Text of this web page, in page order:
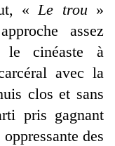
«Le trou»
assez
le cinéaste à
avec la
clos et sans
pris gagnant
des